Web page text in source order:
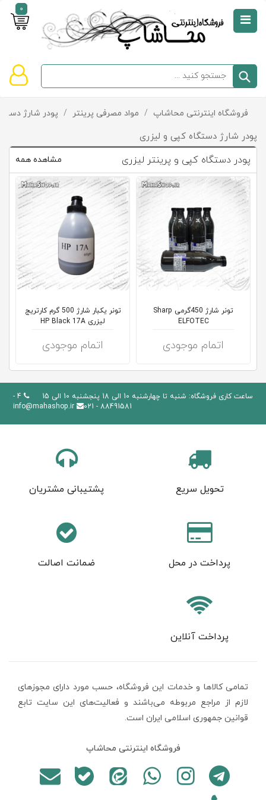
0
صفحه
دسته‌بندی
تخفیف‌ها
و
پیشنهادها
تماس
کلاب
محاشاپ
سبد
خالی
است
فروشگاه اینترنتی محاشاپ / مواد مصرفی پرینتر / پودر شارژ
پودر شارژ دستگاه کپی و لیزری
پودر دستگاه کپی و پرینتر لیزری مشاهده همه
تونر شارژ 450گرمی Sharp
ELFOTEC
اتمام موجودی
تونر یکبار شارژ 500 گرم کارتریج
لیزری HP Black 17A
اتمام موجودی
ساعت کاری فروشگاه: شنبه تا چهارشنبه 10 الی 18 پنجشنبه 10 الی 15
4 -
88491581 - 021
info@mahashop.ir
تحویل سریع پشتیبانی مشتریان
پرداخت در محل ضمانت اصالت
پرداخت آنلاین
تمامی كالاها و خدمات اين فروشگاه، حسب مورد دارای مجوزهای
لازم از مراجع مربوطه می‌باشند و فعاليت‌های اين سايت تابع
قوانين جمهوری اسلامی ایران است.
فروشگاه اینترنتی محاشاپ